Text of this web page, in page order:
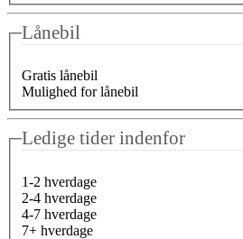
Lånebil
Gratis lånebil
Mulighed for lånebil
Ledige tider indenfor
1-2 hverdage
2-4 hverdage
4-7 hverdage
7+ hverdage